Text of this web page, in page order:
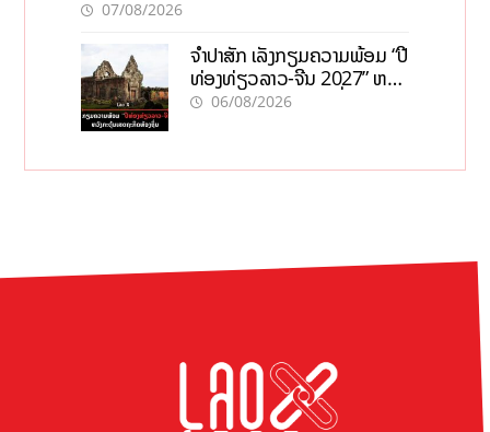
07/08/2026
ຈຳປາສັກ ເລັ່ງກຽມຄວາມພ້ອມ “ປີ
ທ່ອງທ່ຽວລາວ-ຈີນ 2027” ຫວັງ
ກະຕຸ້ນເສດຖະກິດທ້ອງຖິ່ນ
06/08/2026